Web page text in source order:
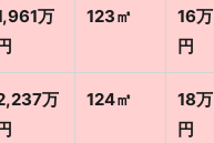
万
123㎡
16万
円
万
124㎡
18万
円